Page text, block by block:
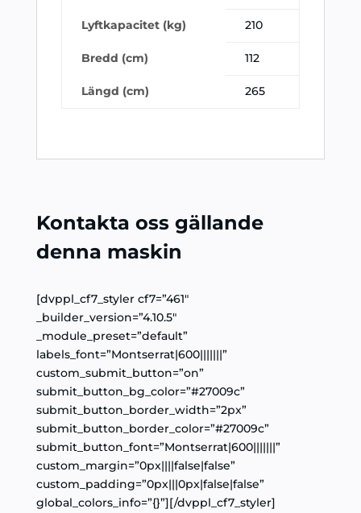
Lyftkapacitet (kg) 210
Bredd (cm) 112
Längd (cm) 265
Kontakta oss gällande
denna maskin
[dvppl_cf7_styler cf7=”461″
_builder_version=”4.10.5″
_module_preset=”default”
labels_font=”Montserrat|600|||||||”
custom_submit_button=”on”
submit_button_bg_color=”#27009c”
submit_button_border_width=”2px”
submit_button_border_color=”#27009c”
submit_button_font=”Montserrat|600|||||||”
custom_margin=”0px||||false|false”
custom_padding=”0px|||0px|false|false”
global_colors_info=”{}”][/dvppl_cf7_styler]